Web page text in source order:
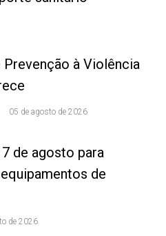
Prevenção à Violência
05 de agosto de 2026
de agosto para
de
de 2026